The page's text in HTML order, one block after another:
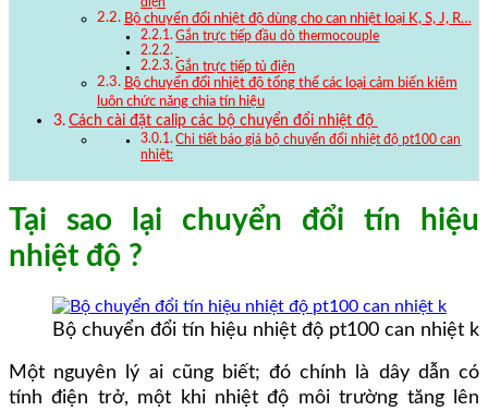
điện
Bộ chuyển đổi nhiệt độ dùng cho can nhiệt loại K, S, J, R…
Gắn trực tiếp đầu dò thermocouple
Gắn trực tiếp tủ điện
Bộ chuyển đổi nhiệt độ tổng thể các loại cảm biến kiêm
luôn chức năng chia tín hiệu
Cách cài đặt calip các bộ chuyển đổi nhiệt độ
Chi tiết báo giá bộ chuyển đổi nhiệt độ pt100 can
nhiệt:
Tại sao lại chuyển đổi tín hiệu
nhiệt độ ?
Bộ chuyển đổi tín hiệu nhiệt độ pt100 can nhiệt k
Một nguyên lý ai cũng biết; đó chính là dây dẫn có
tính điện trở, một khi nhiệt độ môi trường tăng lên